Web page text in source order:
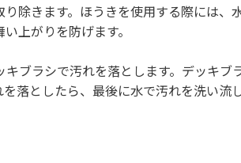
除きます。ほうきを使用する際には、
上がりを防げます。
ブラシで汚れを落とします。デッキブ
落としたら、最後に水で汚れを洗い流